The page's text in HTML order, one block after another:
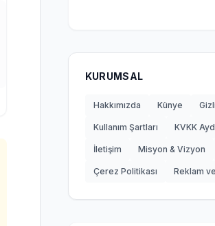
KURUMSAL
Hakkımızda Künye
Kullanım Şartları KVKK
İletişim Misyon & Vizyon
Çerez Politikası Reklam